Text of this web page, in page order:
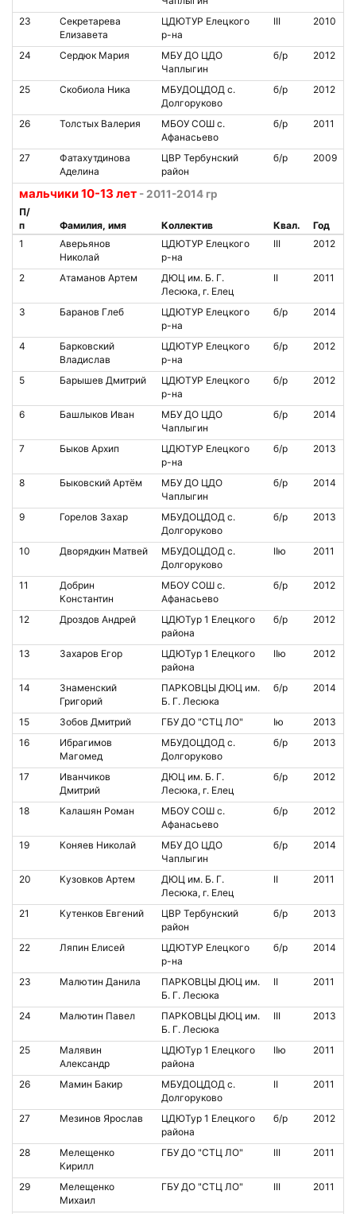
23
Секретарева
Елизавета
ЦДЮТУР Елецкого
р-на
III 2010
24 Сердюк Мария
МБУ ДО ЦДО
Чаплыгин
б/р 2012
25 Скобиола Ника
МБУДОЦДОД с.
Долгоруково
б/р 2012
26 Толстых Валерия
МБОУ СОШ с.
Афанасьево
б/р 2011
27
Фатахутдинова
Аделина
ЦВР Тербунский
район
б/р 2009
мальчики 10-13 лет - 2011-2014 гр
П/
п
Фамилия, имя Коллектив Квал.
Год
1
Аверьянов
Николай
ЦДЮТУР Елецкого
р-на
III 2012
2 Атаманов Артем
ДЮЦ им. Б. Г.
Лесюка, г. Елец
II 2011
3 Баранов Глеб
ЦДЮТУР Елецкого
р-на
б/р 2014
4
Барковский
Владислав
ЦДЮТУР Елецкого
р-на
б/р 2012
5 Барышев Дмитрий
ЦДЮТУР Елецкого
р-на
б/р 2012
6 Башлыков Иван
МБУ ДО ЦДО
Чаплыгин
б/р 2014
7 Быков Архип
ЦДЮТУР Елецкого
р-на
б/р 2013
8 Быковский Артём
МБУ ДО ЦДО
Чаплыгин
б/р 2014
9 Горелов Захар
МБУДОЦДОД с.
Долгоруково
б/р 2013
10 Дворядкин Матвей
МБУДОЦДОД с.
Долгоруково
IIю 2011
11
Добрин
Константин
МБОУ СОШ с.
Афанасьево
б/р 2012
12 Дроздов Андрей
ЦДЮТур 1 Елецкого
района
б/р 2012
13 Захаров Егор
ЦДЮТур 1 Елецкого
района
IIю 2012
14
Знаменский
Григорий
ПАРКОВЦЫ ДЮЦ им.
Б. Г. Лесюка
б/р 2014
15 Зобов Дмитрий ГБУ ДО "СТЦ ЛО" Iю
2013
16
Ибрагимов
Магомед
МБУДОЦДОД с.
Долгоруково
б/р 2013
17
Иванчиков
Дмитрий
ДЮЦ им. Б. Г.
Лесюка, г. Елец
б/р 2012
18 Калашян Роман
МБОУ СОШ с.
Афанасьево
б/р 2012
19 Коняев Николай
МБУ ДО ЦДО
Чаплыгин
б/р 2014
20 Кузовков Артем
ДЮЦ им. Б. Г.
Лесюка, г. Елец
II 2011
21 Кутенков Евгений
ЦВР Тербунский
район
б/р 2013
22 Ляпин Елисей
ЦДЮТУР Елецкого
р-на
б/р 2014
23 Малютин Данила
ПАРКОВЦЫ ДЮЦ им.
Б. Г. Лесюка
II 2011
24 Малютин Павел
ПАРКОВЦЫ ДЮЦ им.
Б. Г. Лесюка
III 2013
25
Малявин
Александр
ЦДЮТур 1 Елецкого
района
IIю 2011
26 Мамин Бакир
МБУДОЦДОД с.
Долгоруково
II 2011
27 Мезинов Ярослав
ЦДЮТур 1 Елецкого
района
б/р 2012
28
Мелещенко
Кирилл
ГБУ ДО "СТЦ ЛО" III 2011
29
Мелещенко
Михаил
ГБУ ДО "СТЦ ЛО" III 2011